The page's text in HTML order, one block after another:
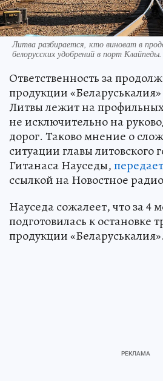
Литва разбирается, кто виноват в
белорусских удобрений в порт
Ответственность за
продукции
Литвы лежит на
не исключительно на
дорог. Таково мнение о
ситуации главы литовского
Гитанаса Науседы,передает
ссылкой на Новостное
Науседа сожалеет, что за 4
подготовилась к остановке
продукции «Беларуськалия».